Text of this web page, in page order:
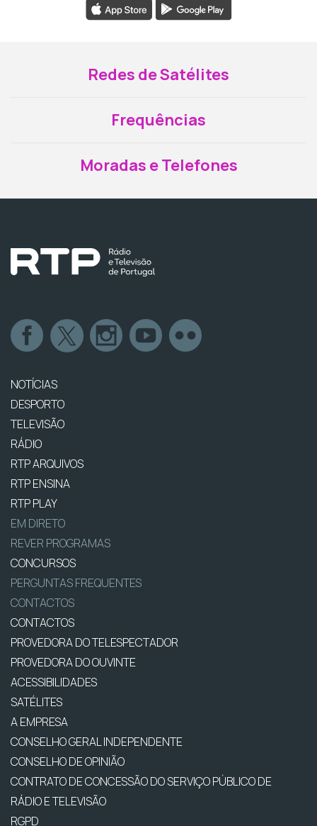
Redes de Satélites
Frequências
Moradas e Telefones
NOTÍCIAS
DESPORTO
TELEVISÃO
RÁDIO
RTP ARQUIVOS
RTP ENSINA
RTP PLAY
EM DIRETO
REVER PROGRAMAS
CONCURSOS
PERGUNTAS FREQUENTES
CONTACTOS
CONTACTOS
PROVEDORA DO TELESPECTADOR
PROVEDORA DO OUVINTE
ACESSIBILIDADES
SATÉLITES
A EMPRESA
CONSELHO GERAL INDEPENDENTE
CONSELHO DE OPINIÃO
CONTRATO DE CONCESSÃO DO SERVIÇO PÚBLICO DE
RÁDIO E TELEVISÃO
RGPD